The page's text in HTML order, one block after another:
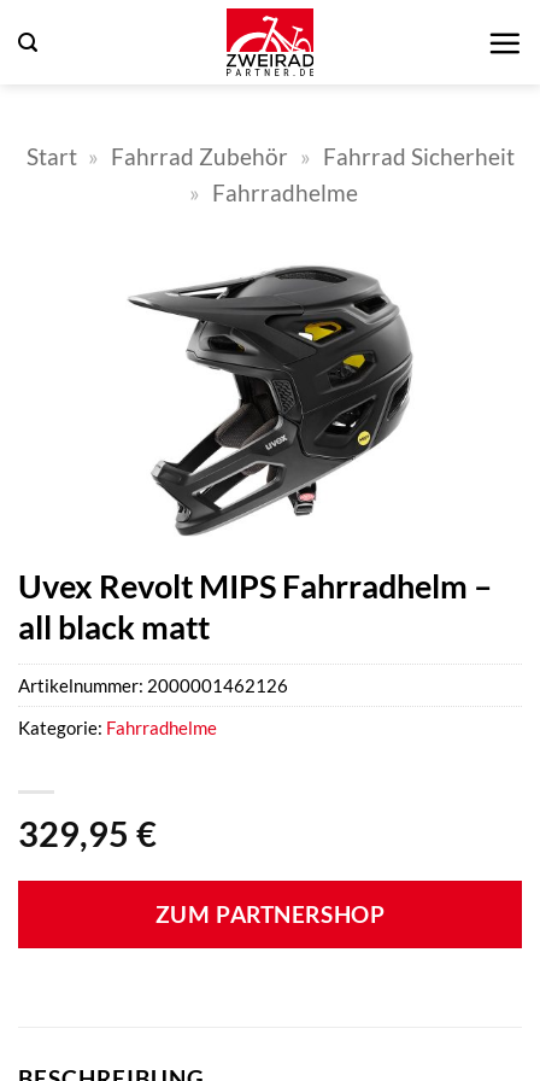
Inhalt
Start » Fahrrad Zubehör » Fahrrad Sicherheit
» Fahrradhelme
Uvex Revolt MIPS Fahrradhelm –
all black matt
329,95 €
ZUM PARTNERSHOP
Artikelnummer: 2000001462126
Kategorie: Fahrradhelme